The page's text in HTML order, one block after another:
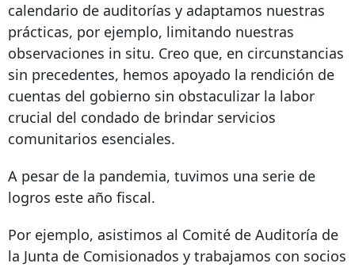
calendario de auditorías y adaptamos nuestras
prácticas, por ejemplo, limitando nuestras
observaciones in situ. Creo que, en circunstancias
sin precedentes, hemos apoyado la rendición de
cuentas del gobierno sin obstaculizar la labor
crucial del condado de brindar servicios
comunitarios esenciales.
A pesar de la pandemia, tuvimos una serie de
logros este año fiscal.
Por ejemplo, asistimos al Comité de Auditoría de
la Junta de Comisionados y trabajamos con socios